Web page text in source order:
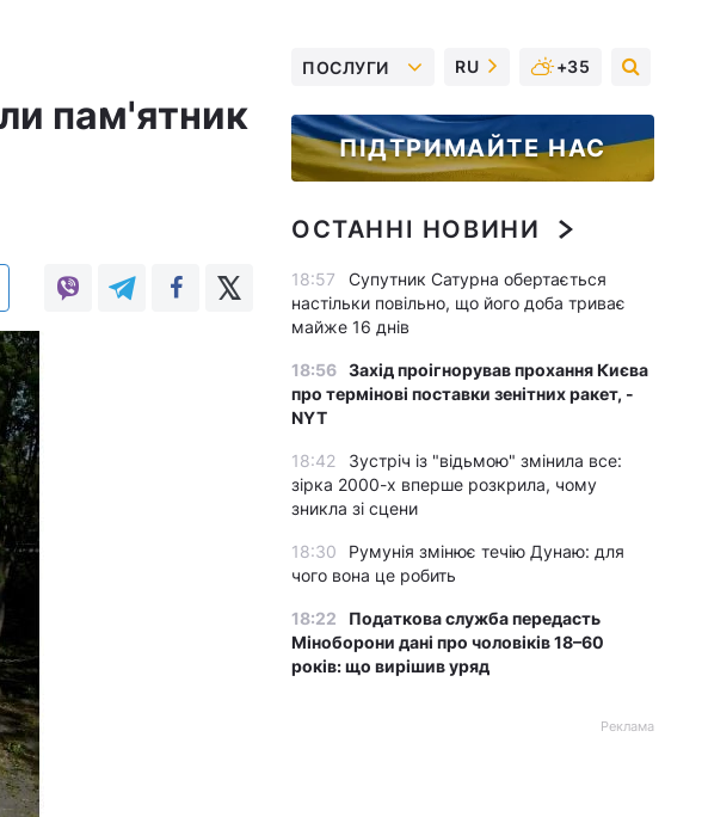
пам'ятник
ПОСЛУГИ RU +35
ПІДТРИМАЙТЕ НАС
ОСТАННІ НОВИНИ
18:57
Супутник Сатурна обертається
настільки повільно, що його доба триває
майже 16 днів
18:56 Захід проігнорував прохання Києва
про термінові поставки зенітних ракет, -
NYT
18:42
Зустріч із "відьмою" змінила все:
зірка 2000-х вперше розкрила, чому
зникла зі сцени
18:30
Румунія змінює течію Дунаю: для
чого вона це робить
18:22
Податкова служба передасть
Міноборони дані про чоловіків 18–60
років: що вирішив уряд
Реклама